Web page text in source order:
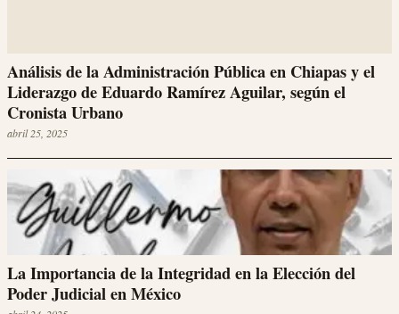
Análisis de la Administración Pública en Chiapas y el
Liderazgo de Eduardo Ramírez Aguilar, según el
Cronista Urbano
abril 25, 2025
La Importancia de la Integridad en la Elección del
Poder Judicial en México